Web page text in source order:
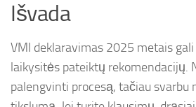
Išvada
VMI deklaravimas 2025 metais
laikysitės pateiktų rekomendacijų.
palengvinti procesą, tačiau